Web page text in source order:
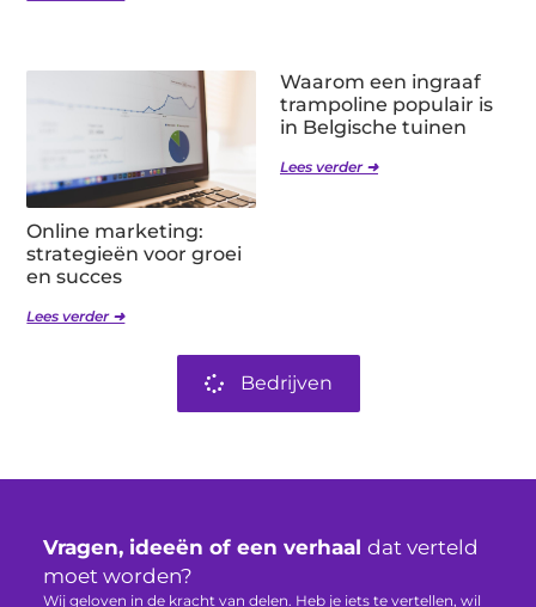
Online marketing:
strategieën voor groei
en succes
Lees verder ➜
Waarom een ingraaf
trampoline populair is
in Belgische tuinen
Lees verder ➜
Bedrijven
Vragen, ideeën of een verhaal dat verteld
moet worden?
Wij geloven in de kracht van delen. Heb je iets te vertellen, wil